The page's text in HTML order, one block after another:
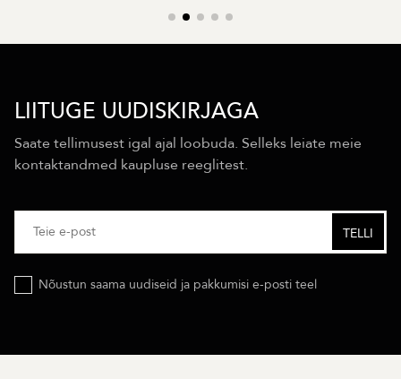
LIITUGE UUDISKIRJAGA
Saate tellimusest igal ajal loobuda. Selleks leiate meie
kontaktandmed kaupluse reeglitest.
Nõustun saama uudiseid ja pakkumisi e-posti teel